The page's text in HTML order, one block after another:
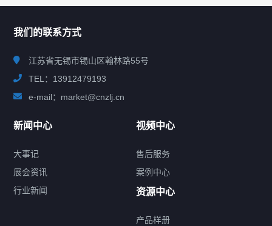
我们的联系方式
江苏省无锡市锡山区翰林路55号
TEL：13912479193
e-mail：market@cnzlj.cn
新闻中心
大事记
展会资讯
行业新闻
视频中心
售后服务
案例中心
资源中心
产品样册